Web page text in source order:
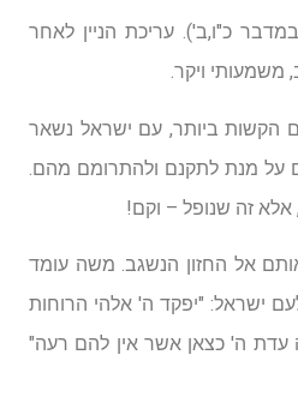
כ"ו,ב'). עריכת הניין לאחר
ויקר.
הקשות ביותר, עם ישראל נשאר
על מנת לתקנם ולהתרומם מהם.
אלא זה שנופל – וקם!
אל החזון הנשגב. משה עומד
ישראל: "יפקד ה' אלהי הרוחות
עדת ה' כצאן אשר אין להם רעה"